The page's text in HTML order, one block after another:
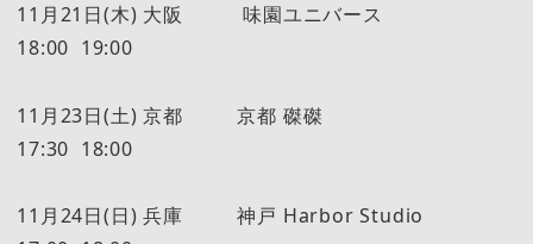
11月21日(木) 大阪 味園ユニバース
18:00 19:00
11月23日(土) 京都 京都 磔磔
17:30 18:00
11月24日(日) 兵庫 神戸 Harbor Studio